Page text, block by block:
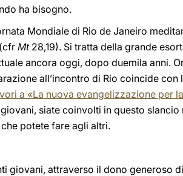
ha bisogno.
Mondiale di Rio de Janeiro
Mt28,19). Si tratta della grande
ancora oggi, dopo duemila anni.
all’incontro di Rio coincide con
a «La nuova evangelizzazione per
siate coinvolti in questo
potete fare agli altri.
giovani, attraverso il dono generoso